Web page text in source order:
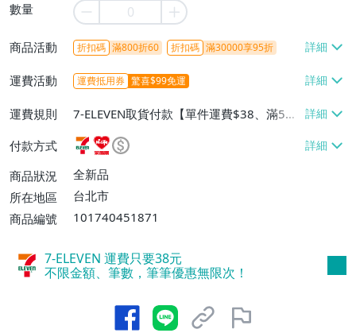
數量
商品活動 折扣碼 滿800折60 折扣碼 滿30000享95折
運費活動 運費抵用券 驚喜$99免運
運費規則
7-ELEVEN取貨付款【單件運費$38、滿5件
或消費滿$1298免運費】、7-ELEVEN取貨
不付款【免運費】、萊爾富取貨付款【單件
運費$60、滿5件或消費滿$1298免運
費】、宅配/貨運【單件運費$120、滿5件
付款方式
商品狀況
全新品
所在地區
台北市
商品編號
101740451871
7-ELEVEN 運費只要38元
不限金額、筆數，筆筆優惠無限次！